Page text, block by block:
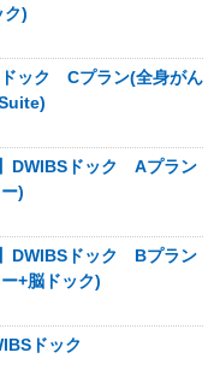
ク)
ドック Cプラン(全身がん
DWIBSドック Aプラン
)
DWIBSドック Bプラン
+脳ドック)
ドック